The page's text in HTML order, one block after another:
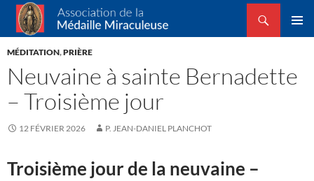
Association de la Médaille Miraculeuse
Recherche
ALLER
AU
MÉDITATION,PRIÈRE
Neuvaine à sainte Bernadette
– Troisième jour
12 FÉVRIER 2026 P. JEAN-DANIEL PLANCHOT
Troisième jour de la neuvaine –